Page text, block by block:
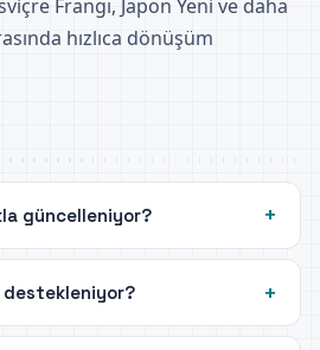
Frangı, Japon Yeni ve daha
hızlıca dönüşüm
güncelleniyor?
destekleniyor?